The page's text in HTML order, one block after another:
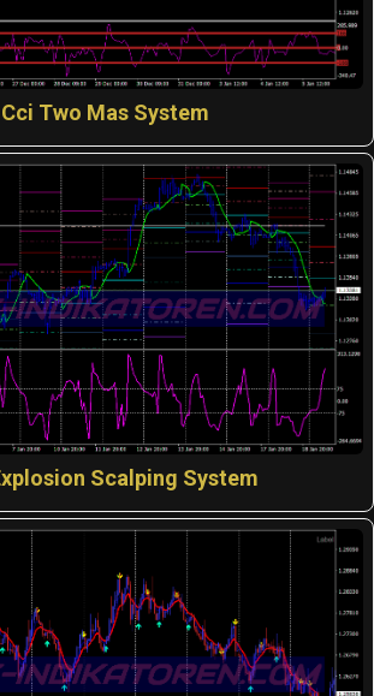
Cci Two Mas System
Scalping System